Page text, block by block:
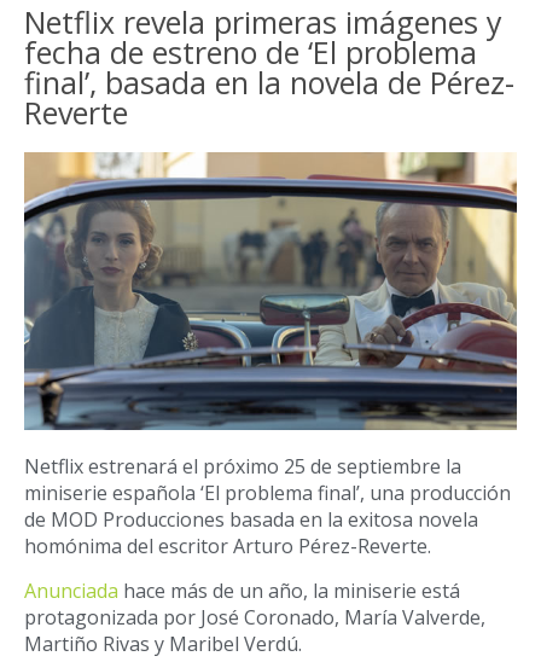
Netflix revela primeras imágenes y
fecha de estreno de ‘El problema
final’, basada en la novela de Pérez-
Reverte
Netflix estrenará el próximo 25 de septiembre la
miniserie española ‘El problema final’, una producción
de MOD Producciones basada en la exitosa novela
homónima del escritor Arturo Pérez-Reverte.
Anunciada hace más de un año, la miniserie está
protagonizada por José Coronado, María Valverde,
Martiño Rivas y Maribel Verdú.